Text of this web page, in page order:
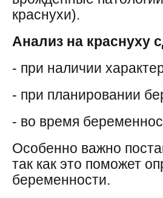
краснухи).
Анализ на краснуху
- при наличии
- при планировании
- во время
Особенно важно
так как это поможет
беременности.